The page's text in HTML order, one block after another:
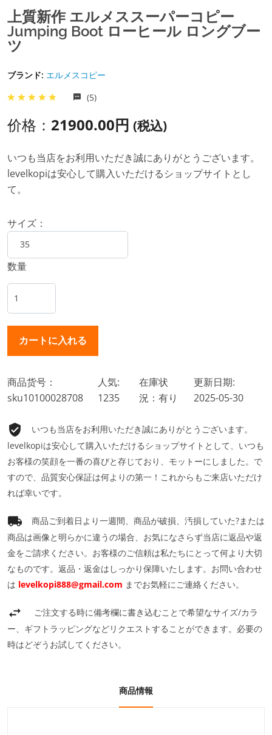
上質新作 エルメススーパーコピー
Jumping Boot ローヒール ロングブー
ツ
ブランド: エルメスコピー
(5)
价格： 21900.00円 (税込)
いつも当店をお利用いただき誠にありがとうございます。
levelkopiは安心して購入いただけるショップサイトとし
て。
サイズ：
数量
商品货号：
sku10100028708
人気:
1235
在庫状
況：有り
更新日期:
2025-05-30
いつも当店をお利用いただき誠にありがとうございます。
levelkopiは安心して購入いただけるショップサイトとして、いつも
お客様の笑顔を一番の喜びと存じており、モットーにしました。で
すので、品質安心保証は何よりの第一！これからもご来店いただけ
れば幸いです。
商品ご到着日より一週間、商品が破損、汚損していた?または
商品は画像と明らかに違うの場合、お気になさらず当店に返品や返
金をご請求ください。お客様のご信頼は私たちにとって何より大切
なものです。返品・返金はしっかり保障いたします。お問い合わせ
は levelkopi888@gmail.com までお気軽にご連絡ください。
ご注文する時に備考欄に書き込むことで希望なサイズ/カラ
ー、ギフトラッピングなどリクエストすることができます。必要の
時はどぞうお試してください。
商品情報